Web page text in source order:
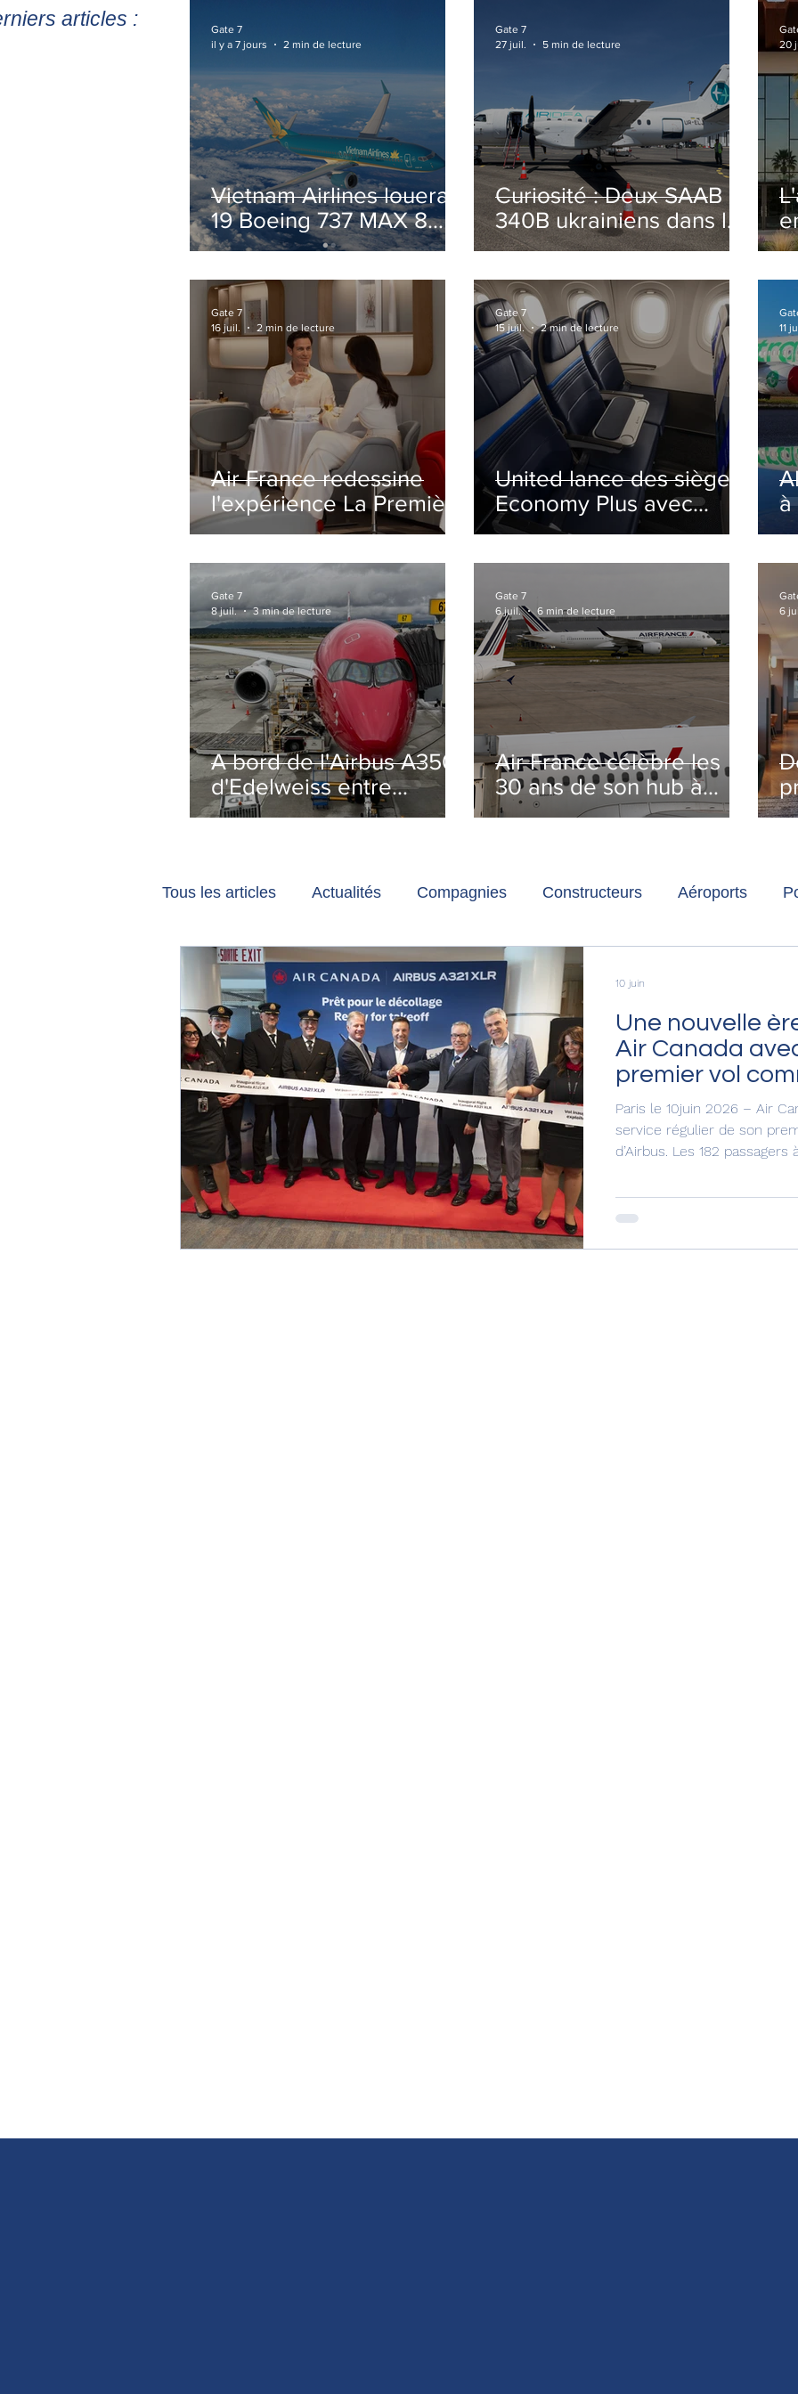
articles :
Vietnam Airlines louera
19 Boeing 737 MAX 8
pour accélérer la
flotte
Gate 7
il y a 7 jours
2 min de lecture
Curiosité : Deux SAAB
340B ukrainiens dans le
ciel Italien cet été
Gate 7
27 juil.
5 min de lecture
20
Air France redessine
l'expérience La Première
avec un salon
Paris-CDG
Gate 7
16 juil.
2 min de lecture
United lance des sièges
Economy Plus avec
siège central neutralisé
Gate 7
15 juil.
2 min de lecture
à
11
A bord de l'Airbus A350
d'Edelweiss entre
Vancouver et Zurich
Gate 7
8 juil.
3 min de lecture
Air France célèbre les
30 ans de son hub à
Paris-Charles de Gaulle
Gate 7
6 juil.
6 min de lecture
6
Tous les articles Actualités Compagnies Constructeurs Aéroports
Les tribunes de Gate7 album photo Développement durable
Voyages Reportages
Une nouvelle
Air Canada
premier vol
l’A321XLR
Paris le 10juin 2026 – Air
service régulier de son
d’Airbus. Les 182
nouveau chapitre en ce
destinations de voyage
10 juin